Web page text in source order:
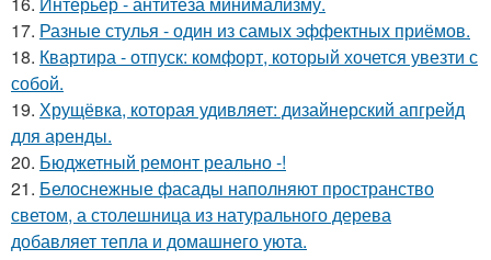
17. Разные стулья - один из самых эффектных приёмов.
18. Квартира - отпуск: комфорт, который хочется увезти с
собой.
19. Хрущёвка, которая удивляет: дизайнерский апгрейд
для аренды.
20. Бюджетный ремонт реально -!
21. Белоснежные фасады наполняют пространство
светом, а столешница из натурального дерева
добавляет тепла и домашнего уюта.